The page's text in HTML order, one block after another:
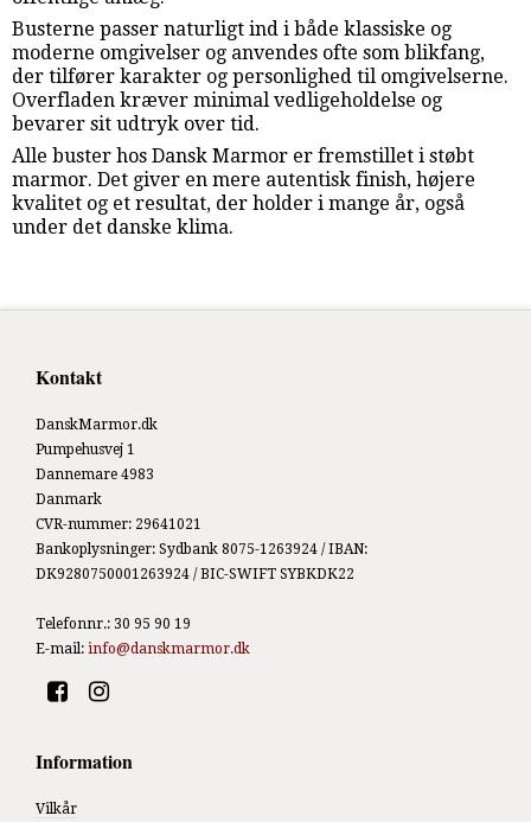
Busterne passer naturligt ind i både klassiske og
moderne omgivelser og anvendes ofte som blikfang,
der tilfører karakter og personlighed til omgivelserne.
Overfladen kræver minimal vedligeholdelse og
bevarer sit udtryk over tid.
Alle buster hos Dansk Marmor er fremstillet i støbt
marmor. Det giver en mere autentisk finish, højere
kvalitet og et resultat, der holder i mange år, også
under det danske klima.
Kontakt
DanskMarmor.dk
Pumpehusvej 1
Dannemare 4983
Danmark
CVR-nummer: 29641021
Bankoplysninger: Sydbank 8075-1263924 / IBAN:
DK9280750001263924 / BIC-SWIFT SYBKDK22
Telefonnr.: 30 95 90 19
E-mail : info@danskmarmor.dk
Information
Vilkår